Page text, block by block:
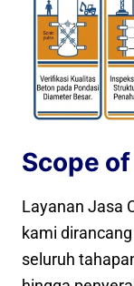
Scope
Layanan Jasa
kami
seluruh